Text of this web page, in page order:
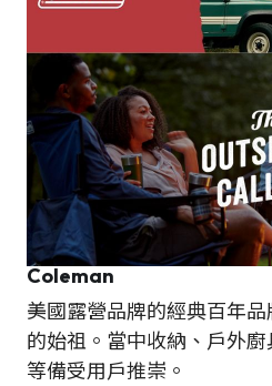
Coleman
美國露營品牌的經典百年
的始祖。當中收納、戶外
等備受用戶推崇。